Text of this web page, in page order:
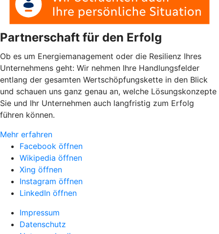
Partnerschaft für den Erfolg
Ob es um Energiemanagement oder die Resilienz Ihres
Unternehmens geht: Wir nehmen Ihre Handlungsfelder
entlang der gesamten Wertschöpfungskette in den Blick
und schauen uns ganz genau an, welche Lösungskonzepte
Sie und Ihr Unternehmen auch langfristig zum Erfolg
führen können.
Mehr erfahren
Facebook öffnen
Wikipedia öffnen
Xing öffnen
Instagram öffnen
LinkedIn öffnen
Impressum
Datenschutz